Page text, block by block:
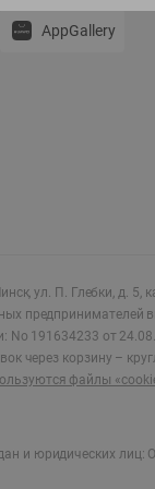
AppGallery
ул. П. Глебки, д. 5,
предпринимателей
No 191634233 от
через корзину –
файлы
и юридических лиц: